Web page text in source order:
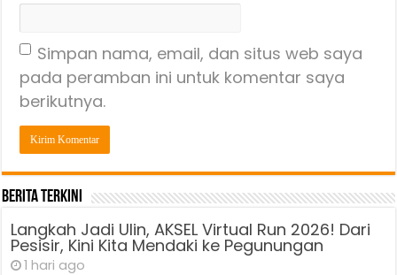
Simpan nama, email, dan situs web saya
pada peramban ini untuk komentar saya
berikutnya.
Berita Terkini
Langkah Jadi Ulin, AKSEL Virtual Run 2026! Dari
Pesisir, Kini Kita Mendaki ke Pegunungan
1 hari ago